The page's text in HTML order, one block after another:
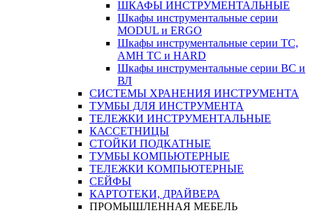
ШКАФЫ ИНСТРУМЕНТАЛЬНЫЕ
Шкафы инструментальные серии
MODUL и ERGO
Шкафы инструментальные серии ТС,
АМН ТС и HARD
Шкафы инструментальные серии ВС и
ВЛ
СИСТЕМЫ ХРАНЕНИЯ ИНСТРУМЕНТА
ТУМБЫ ДЛЯ ИНСТРУМЕНТА
ТЕЛЕЖКИ ИНСТРУМЕНТАЛЬНЫЕ
КАССЕТНИЦЫ
СТОЙКИ ПОДКАТНЫЕ
ТУМБЫ КОМПЬЮТЕРНЫЕ
ТЕЛЕЖКИ КОМПЬЮТЕРНЫЕ
СЕЙФЫ
КАРТОТЕКИ, ДРАЙВЕРА
ПРОМЫШЛЕННАЯ МЕБЕЛЬ